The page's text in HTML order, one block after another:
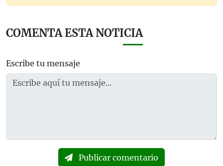
COMENTA ESTA NOTICIA
Escribe tu mensaje
Publicar comentario